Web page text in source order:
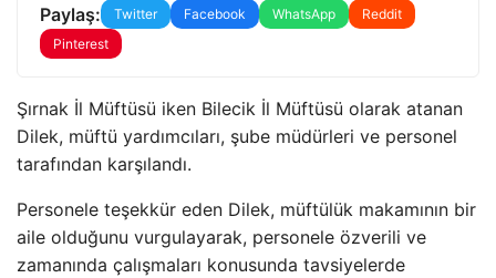
Paylaş: Twitter Facebook WhatsApp
Reddit
Pinterest
Şırnak İl Müftüsü iken Bilecik İl Müftüsü olarak atanan
Dilek, müftü yardımcıları, şube müdürleri ve personel
tarafından karşılandı.
Personele teşekkür eden Dilek, müftülük makamının bir
aile olduğunu vurgulayarak, personele özverili ve
zamanında çalışmaları konusunda tavsiyelerde